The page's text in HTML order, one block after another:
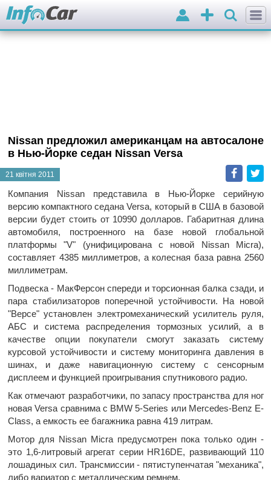
Додати
оголошення
Вхід
Nissan предложил американцам на автосалоне
в Нью-Йорке седан Nissan Versa
21 квітня 2011
Компания Nissan представила в Нью-Йорке серийную
версию компактного седана Versa, который в США в базовой
версии будет стоить от 10990 долларов. Габаритная длина
автомобиля, построенного на базе новой глобальной
платформы "V" (унифицирована с новой Nissan Micra),
составляет 4385 миллиметров, а колесная база равна 2560
миллиметрам.
Подвеска - МакФерсон спереди и торсионная балка сзади, и
пара стабилизаторов поперечной устойчивости. На новой
"Версе" установлен электромеханический усилитель руля,
АБС и система распределения тормозных усилий, а в
качестве опции покупатели смогут заказать систему
курсовой устойчивости и систему мониторинга давления в
шинах, и даже навигационную систему с сенсорным
дисплеем и функцией проигрывания спутникового радио.
Как отмечают разработчики, по запасу пространства для ног
новая Versa сравнима с BMW 5-Series или Mercedes-Benz E-
Class, а емкость ее багажника равна 419 литрам.
Мотор для Nissan Micra предусмотрен пока только один -
это 1,6-литровый агрегат серии HR16DE, развивающий 110
лошадиных сил. Трансмиссии - пятиступенчатая "механика",
либо вариатор с металлическим ремнем.